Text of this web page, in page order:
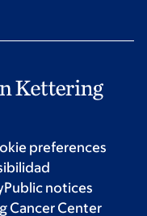
preferences
Public notices
Cancer Center